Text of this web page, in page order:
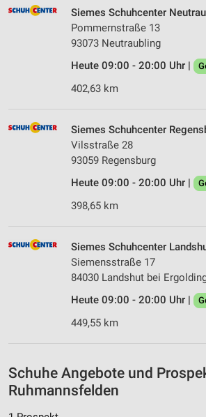
Siemes Schuhcenter
Pommernstraße 13
93073 Neutraubling
Heute 09:00 - 20:00 Uhr |
402,63 km
Siemes Schuhcenter
Vilsstraße 28
93059 Regensburg
Heute 09:00 - 20:00 Uhr |
398,65 km
Siemes Schuhcenter
Siemensstraße 17
84030 Landshut bei
Heute 09:00 - 20:00 Uhr |
449,55 km
Schuhe Angebote und
Ruhmannsfelden
personalisierter Werbung
Erstellung von Profilen zur
von Inhalten
personalisierter Inhalte
Messung der Performance von Inhalten
Analyse von Zielgruppen durch
Kombinationen von Daten aus
Verwendung reduzierter Daten zur
Nicht-IAB-Verarbeitungszwecke:
Notwendig